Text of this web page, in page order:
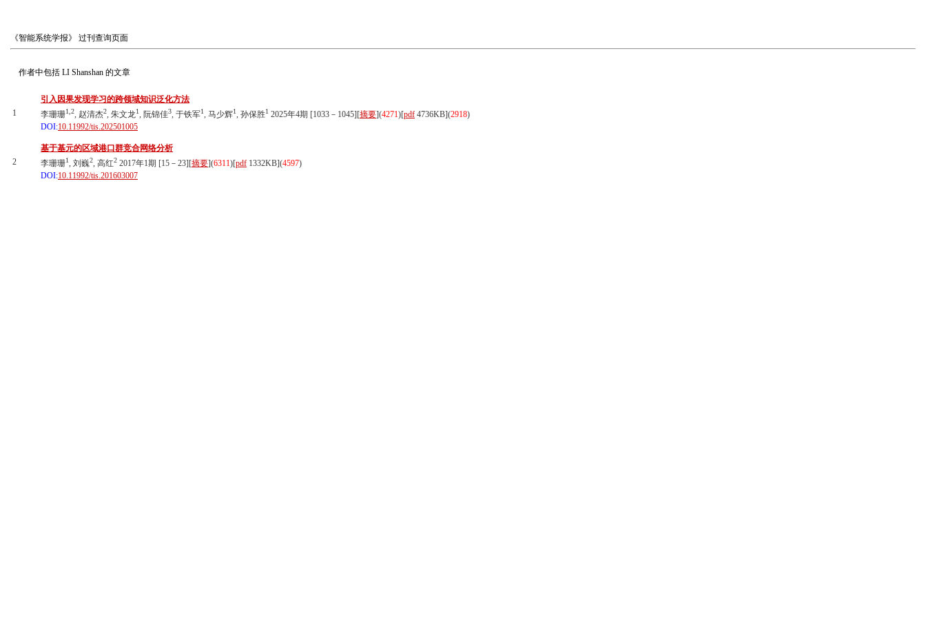
《智能系统学报》 过刊查询页面
作者中包括 LI Shanshan 的文章
1
引入因果发现学习的跨领域知识泛化方法
李珊珊1,2, 赵清杰2, 朱文龙1, 阮锦佳3, 于铁军1, 马少辉1, 孙保胜1 2025年4期 [1033－1045][摘要](4271)[pdf 4736KB](2918)
DOI:10.11992/tis.202501005
2
基于基元的区域港口群竞合网络分析
李珊珊1, 刘巍2, 高红2 2017年1期 [15－23][摘要](6311)[pdf 1332KB](4597)
DOI:10.11992/tis.201603007